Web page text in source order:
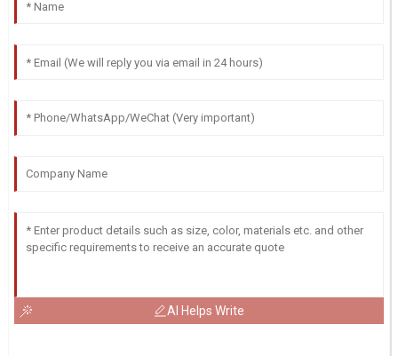
AI Helps Write